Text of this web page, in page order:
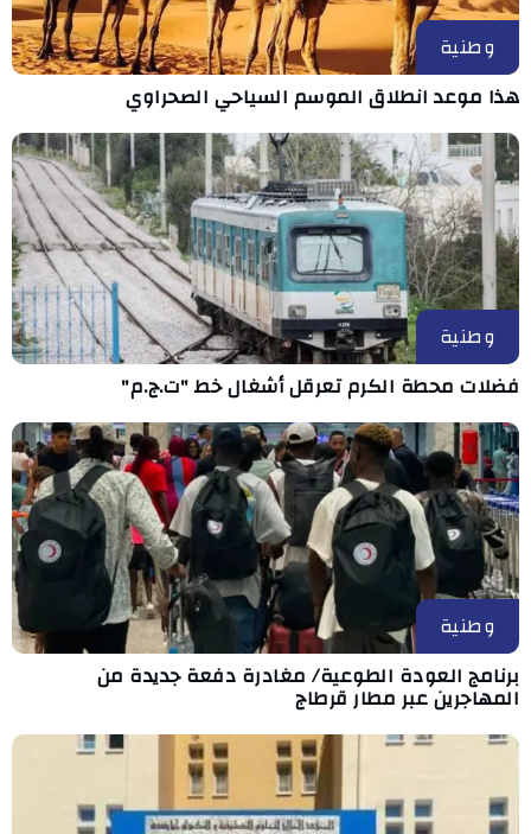
وطنية
هذا موعد انطلاق الموسم السياحي الصحراوي
وطنية
فضلات محطة الكرم تعرقل أشغال خط "ت.ج.م"
وطنية
برنامج العودة الطوعية/ مغادرة دفعة جديدة من
المهاجرين عبر مطار قرطاج